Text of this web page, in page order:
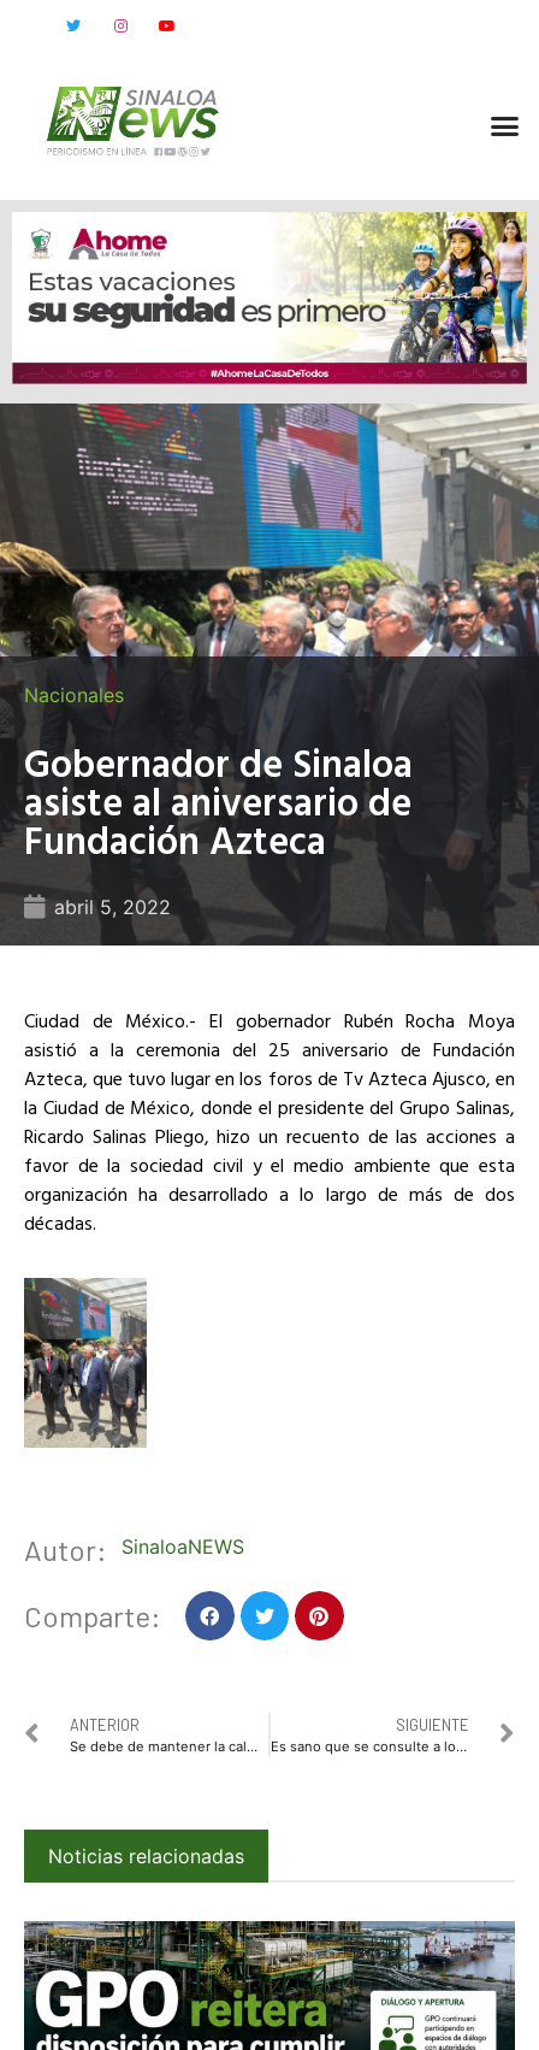
Nacionales
Gobernador de Sinaloa
asiste al aniversario de
Fundación Azteca
abril 5, 2022
Ciudad de México.- El gobernador Rubén Rocha Moya
asistió a la ceremonia del 25 aniversario de Fundación
Azteca, que tuvo lugar en los foros de Tv Azteca Ajusco, en
la Ciudad de México, donde el presidente del Grupo Salinas,
Ricardo Salinas Pliego, hizo un recuento de las acciones a
favor de la sociedad civil y el medio ambiente que esta
organización ha desarrollado a lo largo de más de dos
décadas.
Autor: SinaloaNEWS
Comparte:
ANTERIOR
Se debe de mantener la calma ante la volatilidad de precios de los combustibles: AARFS A.C.
SIGUIENTE
Es sano que se consulte a los pueblos originarios: diputado
Noticias relacionadas